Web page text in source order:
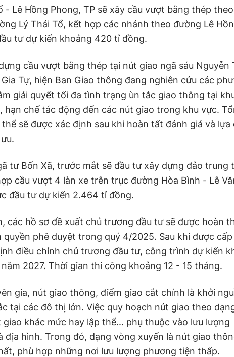
- Lê Hồng Phong, TP sẽ xây cầu vượt bằng thép theo
Lý Thái Tổ, kết hợp các nhánh theo đường Lê
tư dự kiến khoảng 420 tỉ đồng.
cầu vượt bằng thép tại nút giao ngã sáu Nguyễn
Tự, hiện Ban Giao thông đang nghiên cứu các
giải quyết tối đa tình trạng ùn tắc giao thông tại
hạn chế tác động đến các nút giao trong khu vực.
sẽ được xác định sau khi hoàn tất đánh giá và lựa
tư Bốn Xã, trước mắt sẽ đầu tư xây dựng đảo trung
cầu vượt 4 làn xe trên trục đường Hòa Bình - Lê
đầu tư dự kiến 2.464 tỉ đồng.
các hồ sơ đề xuất chủ trương đầu tư sẽ được hoàn
phê duyệt trong quý 4/2025. Sau khi được
điều chỉnh chủ trương đầu tư, công trình dự kiến
2027. Thời gian thi công khoảng 12 - 15 tháng.
gia, nút giao thông, điểm giao cắt chính là khởi
tại các đô thị lớn. Việc quy hoạch nút giao theo
giao khác mức hay lập thể... phụ thuộc vào lưu lượng
địa hình. Trong đó, dạng vòng xuyến là nút giao
phù hợp những nơi lưu lượng phương tiện thấp.